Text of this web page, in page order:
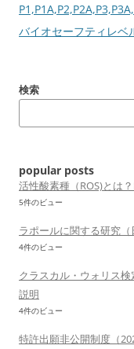
稿
ナ
ー
バイオセーフティレベ
検索
popular posts
活性酸素種（ROS)とは
5件のビュー
ラポールに関する研究（
4件のビュー
クラスカル・ウォリス
説明
4件のビュー
特許出願非公開制度（